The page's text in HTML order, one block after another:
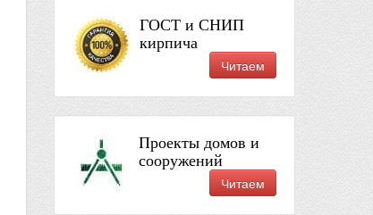
ГОСТ и СНИП
кирпича
Читаем
Проекты домов и
сооружений
Читаем